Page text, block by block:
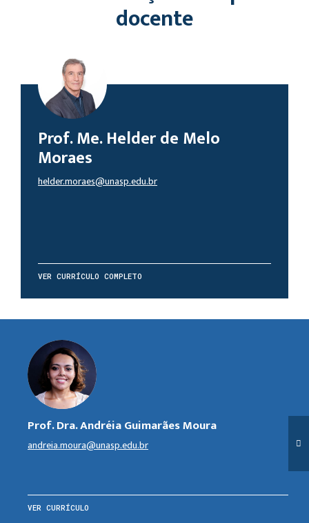
docente
Prof. Me. Helder de Melo
Moraes
helder.moraes@unasp.edu.br
VER CURRÍCULO COMPLETO
Prof. Dra. Andréia Guimarães Moura
andreia.moura@unasp.edu.br
VER CURRÍCULO